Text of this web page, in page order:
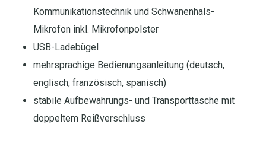
Kommunikationstechnik und Schwanenhals-
Mikrofon inkl. Mikrofonpolster
USB-Ladebügel
mehrsprachige Bedienungsanleitung (deutsch,
englisch, französisch, spanisch)
stabile Aufbewahrungs- und Transporttasche mit
doppeltem Reißverschluss